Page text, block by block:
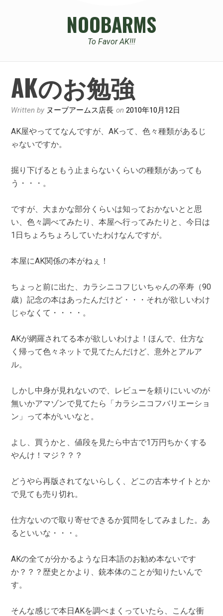
NOOBARMS
To Favor AK!!!
AKのお勉強
Written by ヌーブアームス店長 on2010年10月12日
AK屋やっててなんですが、AKって、色々種類があるじ
ゃないですか。
掘り下げるともう止まらないくらいの種類があっても
う・・・。
ですが、大まかな部分くらいは知っておかないとと思
い、色々調べてみたり、本屋へ行ってみたりと、今日は
1日ちょろちょろしていたわけなんですが。
本屋にAK関係の本がねぇ！
ちょっと前に出た、カラシニコフじいちゃんの卒寿（90
歳）記念の本はあったんだけど・・・それが欲しいわけ
じゃなくて・・・・。
AKが網羅されてる本が欲しいわけよ！ほんで、仕方な
く帰って色々ネットで見てたんだけど、意外とアルア
ル。
しかし中身が見れないので、レビューを頼りにいいのが
無いかアマゾンで見てたら「カラシニコフバリエーショ
ン」って本がいいなと。
よし、買うかと、値段を見たら中古で1万円ちかくする
やんけ！マジ？？？
どうやら再版されてないらしく、どこの古本サイトとか
で見ても売り切れ。
仕方ないので取り寄せできるか質問をしてみました。あ
るといいな・・・。
AKの全てが分かるような日本語のお勧め本ないです
か？？？歴史とかより、銃本体のことが知りたいんで
す。
そんな感じで本日AKを調べまくっていたら、こんな衝